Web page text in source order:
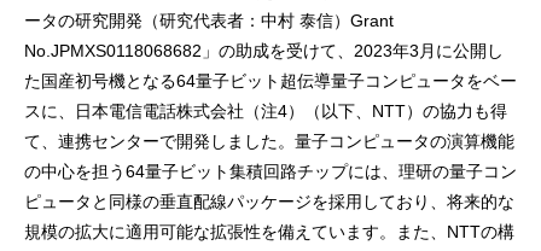
ータの研究開発（研究代表者：中村 泰信）Grant
No.JPMXS0118068682」の助成を受けて、2023年3月に公開し
た国産初号機となる64量子ビット超伝導量子コンピュータをベー
スに、日本電信電話株式会社（注4）（以下、NTT）の協力も得
て、連携センターで開発しました。量子コンピュータの演算機能
の中心を担う64量子ビット集積回路チップには、理研の量子コン
ピュータと同様の垂直配線パッケージを採用しており、将来的な
規模の拡大に適用可能な拡張性を備えています。また、NTTの構